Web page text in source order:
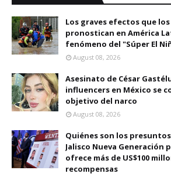
Los graves efectos que
pronostican en América
fenómeno del "Súper El
August 08, 2026
Asesinato de César
influencers en México se
objetivo del narco
August 08, 2026
Quiénes son los
Jalisco Nueva Generación
ofrece más de US$100
recompensas